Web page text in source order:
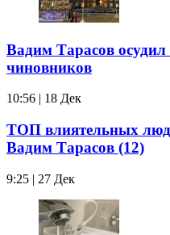
Вадим Тарасов
чиновников
10:56 | 18 Дек
ТОП влиятельных
Вадим Тарасов (12)
9:25 | 27 Дек